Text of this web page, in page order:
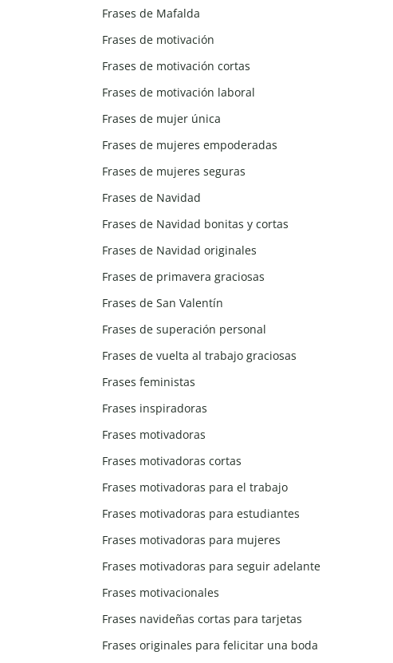
Frases de Mafalda
Frases de motivación
Frases de motivación cortas
Frases de motivación laboral
Frases de mujer única
Frases de mujeres empoderadas
Frases de mujeres seguras
Frases de Navidad
Frases de Navidad bonitas y cortas
Frases de Navidad originales
Frases de primavera graciosas
Frases de San Valentín
Frases de superación personal
Frases de vuelta al trabajo graciosas
Frases feministas
Frases inspiradoras
Frases motivadoras
Frases motivadoras cortas
Frases motivadoras para el trabajo
Frases motivadoras para estudiantes
Frases motivadoras para mujeres
Frases motivadoras para seguir adelante
Frases motivacionales
Frases navideñas cortas para tarjetas
Frases originales para felicitar una boda